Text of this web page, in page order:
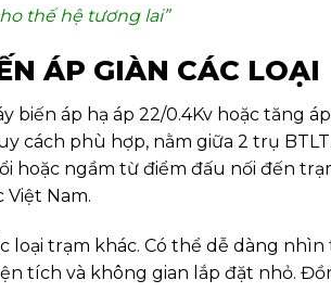
thế hệ tương lai”
ÁP GIÀN CÁC LOẠI
biến áp hạ áp 22/0.4Kv hoặc tăng
phù hợp, nằm giữa 2 trụ BTLT.
hoặc ngầm từ điểm đấu nối đến
Nam.
loại trạm khác. Có thể dễ dàng
tích và không gian lắp đặt nhỏ.